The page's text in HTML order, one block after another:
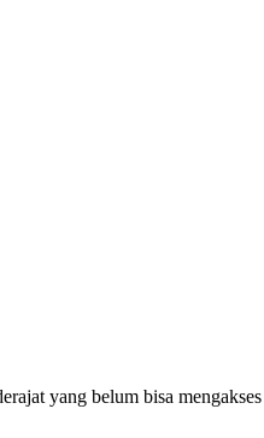
yang belum bisa